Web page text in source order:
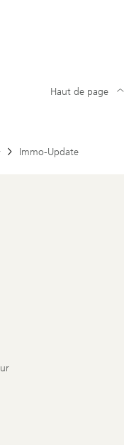
Immo-Update
Haut de page